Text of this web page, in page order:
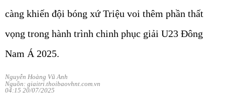
càng khiến đội bóng xứ Triệu voi thêm phần thất
vọng trong hành trình chinh phục giải U23 Đông
Nam Á 2025.
Nguyễn Hoàng Vũ Anh
Nguồn: giaitri.thoibaovhnt.com.vn
04:15 20/07/2025